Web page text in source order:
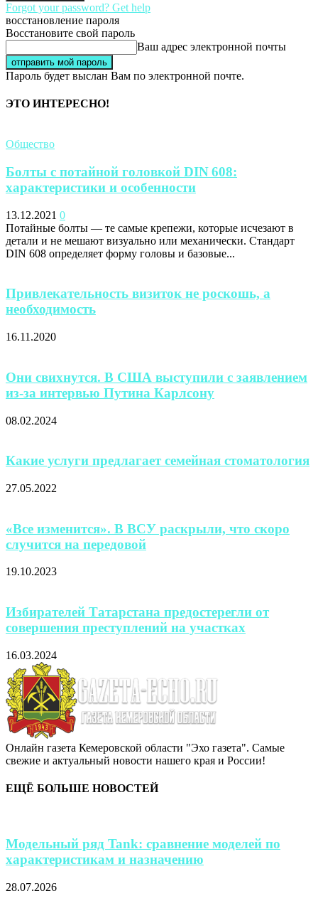
Forgot your password? Get help
восстановление пароля
Восстановите свой пароль
Ваш адрес электронной почты
Пароль будет выслан Вам по электронной почте.
ЭТО ИНТЕРЕСНО!
Общество
Болты с потайной головкой DIN 608:
характеристики и особенности
13.12.2021 0
Потайные болты — те самые крепежи, которые исчезают в
детали и не мешают визуально или механически. Стандарт
DIN 608 определяет форму головы и базовые...
Привлекательность визиток не роскошь, а
необходимость
16.11.2020
Они свихнутся. В США выступили с заявлением
из-за интервью Путина Карлсону
08.02.2024
Какие услуги предлагает семейная стоматология
27.05.2022
«Все изменится». В ВСУ раскрыли, что скоро
случится на передовой
19.10.2023
Избирателей Татарстана предостерегли от
совершения преступлений на участках
16.03.2024
Онлайн газета Кемеровской области "Эхо газета". Самые
свежие и актуальный новости нашего края и России!
ЕЩЁ БОЛЬШЕ НОВОСТЕЙ
Модельный ряд Tank: сравнение моделей по
характеристикам и назначению
28.07.2026